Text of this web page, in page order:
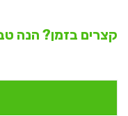
קצרים בזמן? הנה